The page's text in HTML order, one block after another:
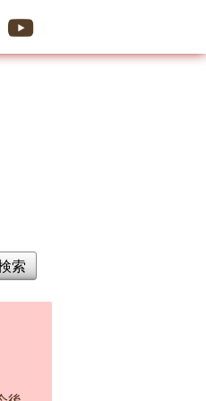
索